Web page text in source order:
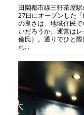
田園都市線三軒茶屋
27日にオープンした
の良さは、地域住民
いだろうか。運営は
倫氏）。通りでひと
れ...